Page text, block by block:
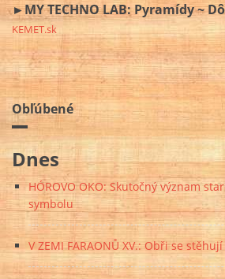
►MY TECHNO LAB: Pyramídy ~
KEMET.sk
Obľúbené
Dnes
HÓROVO OKO: Skutočný význam
symbolu
V ZEMI FARAONŮ XV.: Obři se stěhují